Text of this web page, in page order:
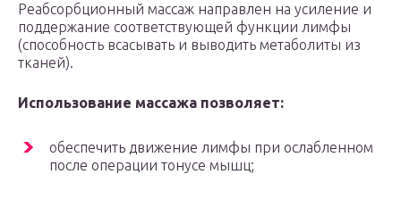
Реабсорбционный массаж направлен на усиление и
поддержание соответствующей функции лимфы
(способность всасывать и выводить метаболиты из
тканей).
Использование массажа позволяет:
обеспечить движение лимфы при ослабленном
после операции тонусе мышц;